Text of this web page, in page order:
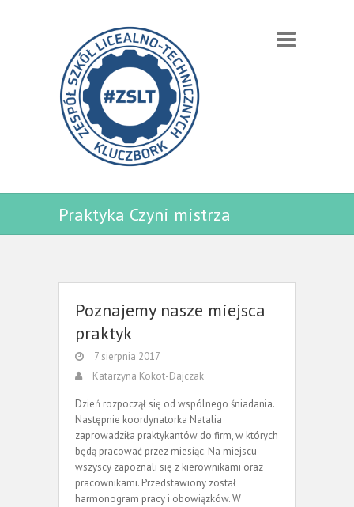
Praktyka Czyni mistrza
Poznajemy nasze miejsca
praktyk
7 sierpnia 2017
Katarzyna Kokot-Dajczak
Dzień rozpoczął się od wspólnego śniadania.
Następnie koordynatorka Natalia
zaprowadziła praktykantów do firm, w których
będą pracować przez miesiąc. Na miejscu
wszyscy zapoznali się z kierownikami oraz
pracownikami. Przedstawiony został
harmonogram pracy i obowiązków. W